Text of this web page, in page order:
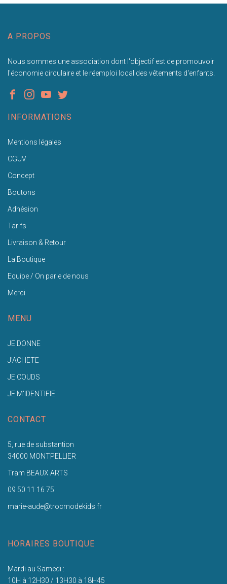
A PROPOS
Nous sommes une association dont l'objectif est de promouvoir
l'économie circulaire et le réemploi local des vêtements d'enfants.
INFORMATIONS
Mentions légales
CGUV
Concept
Boutons
Adhésion
Tarifs
Livraison & Retour
La Boutique
Equipe / On parle de nous
Merci
MENU
JE DONNE
J'ACHETE
JE COUDS
JE M'IDENTIFIE
CONTACT
5, rue de substantion
34000 MONTPELLIER
Tram BEAUX ARTS
09 50 11 16 75
marie-aude@trocmodekids.fr
HORAIRES BOUTIQUE
Mardi au Samedi :
10H à 12H30 / 13H30 à 18H45